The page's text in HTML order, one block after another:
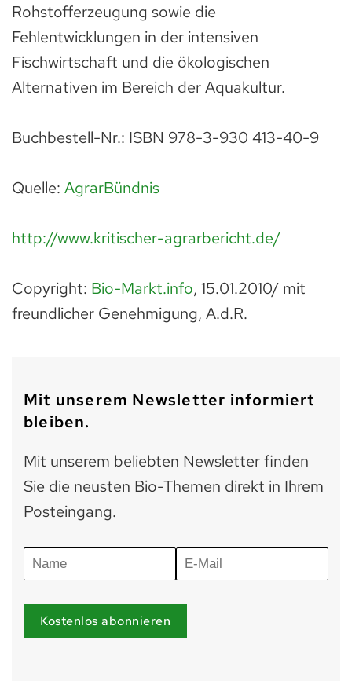
Rohstofferzeugung sowie die
Fehlentwicklungen in der intensiven
Fischwirtschaft und die ökologischen
Alternativen im Bereich der Aquakultur.
Buchbestell-Nr.: ISBN 978-3-930 413-40-9
Quelle: AgrarBündnis
http://www.kritischer-agrarbericht.de/
Copyright: Bio-Markt.info, 15.01.2010/ mit
freundlicher Genehmigung, A.d.R.
Mit unserem Newsletter informiert
bleiben.
Mit unserem beliebten Newsletter finden
Sie die neusten Bio-Themen direkt in Ihrem
Posteingang.
Kostenlos abonnieren